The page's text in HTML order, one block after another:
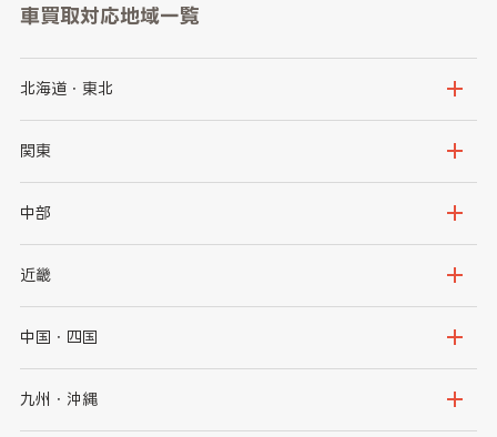
車買取対応地域一覧
北海道・東北
北海道
岩手県
秋田県
関東
茨城県
群馬県
千葉県
中部
新潟県
石川県
山梨県
近畿
大阪府
京都府
中国・四国
鳥取県
九州・沖縄